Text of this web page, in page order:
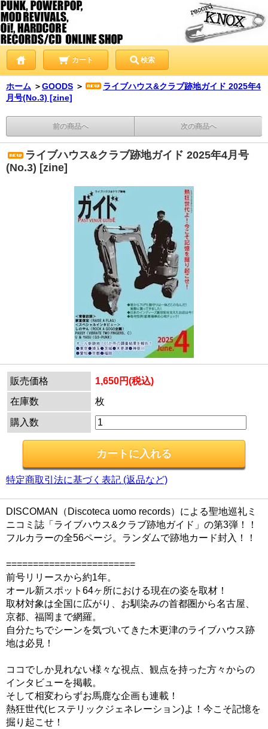
カート 検索
ホーム ＞GOODS ＞
ライブハウス&クラブ跡地ガイド 2025年4
月号(No.3) [zine]
前の商品へ 次の商品へ
ライブハウス&クラブ跡地ガイド 2025年4月号
(No.3) [zine]
販売価格
1,650円(税込)
在庫数
枚
購入数
特定商取引法に基づく表記 (返品など)
DISCOMAN（Discoteca uomo records）による聖地巡礼ミ
ニコミ誌「ライブハウス&クラブ跡地ガイド」の第3弾！！
フルカラーの全56ページ。ランダムで跡地カード封入！！
========================
前号リリースから約1年。
オール新スポット64ヶ所における現在の姿を取材！
取材対象は全国に広がり、お馴染みの首都圏から名古屋、
京都、福岡まで網羅。
自分たちでシーンを気づいてきた木更津のライブハウス跡
地は必見！
ココでしか見れない様々な視点、観点を持った方々からの
インタビューを掲載。
そして相変わらずお馬鹿な企画も連載！
熱狂世代(ヒステリックジェネレーション)よ！今こそ記憶を
掘り起こせ！